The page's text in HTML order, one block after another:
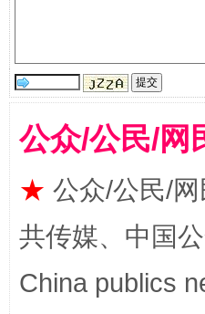
全民健身五年计划来了
公众/公民/网
★ 公众/公民/
共传媒、中国
China publics